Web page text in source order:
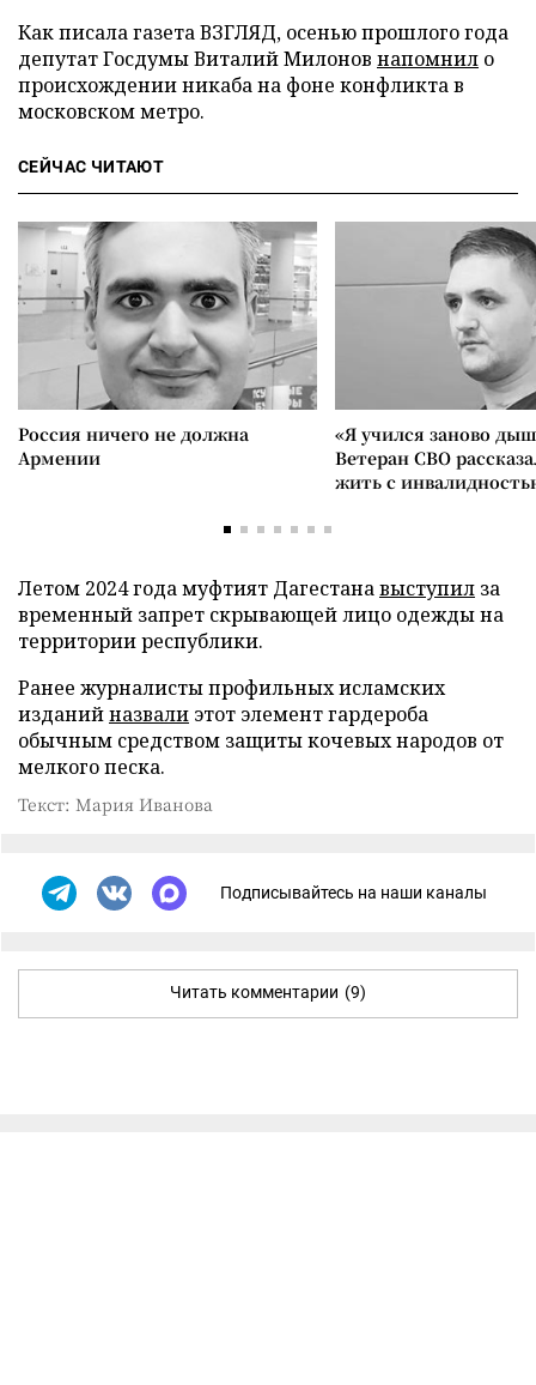
Как писала газета ВЗГЛЯД, осенью прошлого года
депутат Госдумы Виталий Милонов напомнил о
происхождении никаба на фоне конфликта в
московском метро.
СЕЙЧАС ЧИТАЮТ
Россия ничего не должна
Армении
«Я учился заново
Ветеран СВО
жить с
Летом 2024 года муфтият Дагестанавыступил за
временный запрет скрывающей лицо одежды на
территории республики.
Ранее журналисты профильных исламских
изданийназвали этот элемент гардероба
обычным средством защиты кочевых народов от
мелкого песка.
Текст: Мария Иванова
Подписывайтесь на наши каналы
Читать комментарии (9)